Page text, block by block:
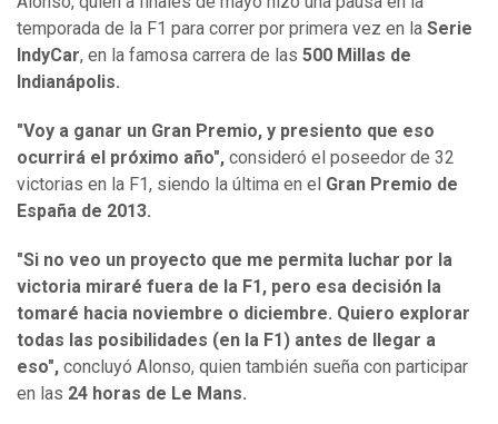
temporada de la F1 para correr por primera vez en la Serie
IndyCar, en la famosa carrera de las 500 Millas de
Indianápolis.
"Voy a ganar un Gran Premio, y presiento que eso
ocurrirá el próximo año", consideró el poseedor de 32
victorias en la F1, siendo la última en el Gran Premio de
España de 2013.
"Si no veo un proyecto que me permita luchar por la
victoria miraré fuera de la F1, pero esa decisión la
tomaré hacia noviembre o diciembre. Quiero explorar
todas las posibilidades (en la F1) antes de llegar a
eso", concluyó Alonso, quien también sueña con participar
en las 24 horas de Le Mans.